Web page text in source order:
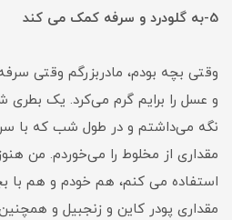
5-به گلودرد و سرفه کمک می کند
وقتی بچه بودم، مادربزرگم وقتی
و عسل را برایم گرم می‌کرد. یک
نگه می‌داشتم و در طول شب که با
مقداری از مخلوط را می‌خوردم. من
استفاده می کنم، هم خودم و هم با
مقداری پودر کاین و زنجبیل و